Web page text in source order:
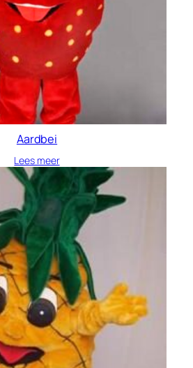
Aardbei
Lees meer